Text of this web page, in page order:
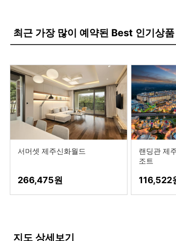
최근 가장 많이 예약된 Best 인기상품
서머셋 제주신화월드
266,475
랜딩관 제
조트
116,522
지도 상세보기